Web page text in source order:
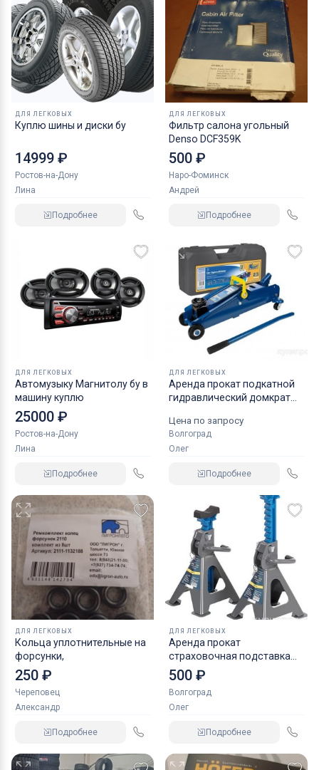
ДЛЯ ЛЕГКОВЫХ
Куплю шины и диски бу
14999 ₽
Ростов-на-Дону
Лина
Подробнее
ДЛЯ ЛЕГКОВЫХ
Фильтр салона угольный
Denso DCF359K
500 ₽
Наро-Фоминск
Андрей
Подробнее
ДЛЯ ЛЕГКОВЫХ
Автомузыку Магнитолу бу в
машину куплю
25000 ₽
Ростов-на-Дону
Лина
Подробнее
ДЛЯ ЛЕГКОВЫХ
Аренда прокат подкатной
гидравлический домкрат
Цена по запросу
Волгоград
Олег
Подробнее
ДЛЯ ЛЕГКОВЫХ
Кольца уплотнительные на
форсунки,
250 ₽
Череповец
Александр
Подробнее
ДЛЯ ЛЕГКОВЫХ
Аренда прокат
страховочная подставка
NORDBERG 2 т
500 ₽
Волгоград
Олег
Подробнее